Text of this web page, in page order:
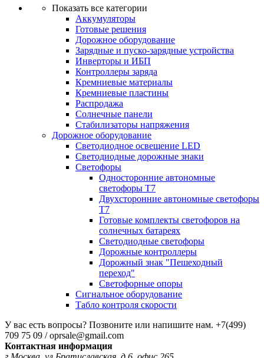
Показать все категории
Аккумуляторы
Готовые решения
Дорожное оборудование
Зарядные и пуско-зарядные устройства
Инверторы и ИБП
Контроллеры заряда
Кремниевые материалы
Кремниевые пластины
Распродажа
Солнечные панели
Стабилизаторы напряжения
Дорожное оборудование
Светодиодное освещение LED
Светодиодные дорожные знаки
Светофоры
Односторонние автономные
светофоры Т7
Двухсторонние автономные светофоры
Т7
Готовые комплекты светофоров на
солнечных батареях
Светодиодные светофоры
Дорожные контроллеры
Дорожный знак "Пешеходный
переход"
Светофорные опоры
Сигнальное оборудование
Табло контроля скорости
У вас есть вопросы? Позвоните или напишите нам. +7(499)
709 75 09 / oprsale@gmail.com
Контактная информация